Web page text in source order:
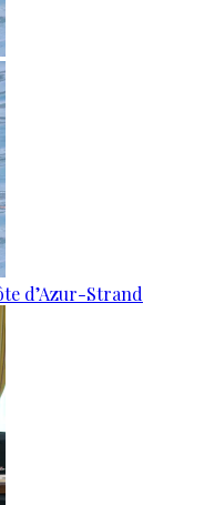
d’Azur-Strand